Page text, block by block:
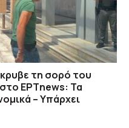
τη σορό του
ΕΡΤnews: Τα
– Υπάρχει